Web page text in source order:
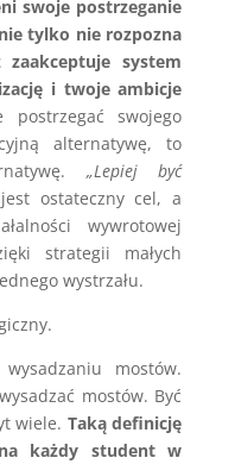
swoje postrzeganie
tylko nie rozpozna
system
i twoje ambicje
postrzegać swojego
alternatywę, to
„Lepiej być
ostateczny cel, a
wywrotowej
strategii małych
wystrzału.
mostów.
mostów. Być
wiele. Taką definicję
każdy student w